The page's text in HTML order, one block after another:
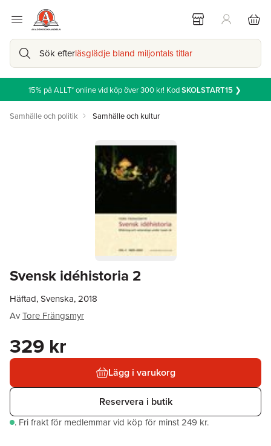
Sök efterläsglädje bland miljontals titlar
15% på ALLT* online vid köp över 300 kr! KodSKOLSTART15❯
Samhälle och politik Samhälle och kultur
Svensk idéhistoria 2
Häftad, Svenska, 2018
AvTore Frängsmyr
329 kr
Lägg i varukorg
Reservera i butik
. Fri frakt för medlemmar vid köp för minst 249 kr.